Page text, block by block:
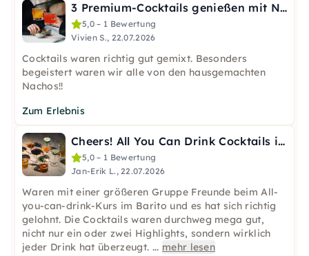
3 Premium-Cocktails genießen mit Nachos in Köln
5,0 – 1 Bewertung
Vivien S., 22.07.2026
Cocktails waren richtig gut gemixt. Besonders
begeistert waren wir alle von den hausgemachten
Nachos!!
Zum Erlebnis
Cheers! All You Can Drink Cocktails in Köln
5,0 – 1 Bewertung
Jan-Erik L., 22.07.2026
Waren mit einer größeren Gruppe Freunde beim All-
you-can-drink-Kurs im Barito und es hat sich richtig
gelohnt. Die Cocktails waren durchweg mega gut,
nicht nur ein oder zwei Highlights, sondern wirklich
jeder Drink hat überzeugt. ... mehr lesen